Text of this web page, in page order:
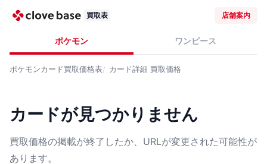
買取表 店舗案内
ポケモン ワンピース
ポケモンカード買取価格表 カード詳細 買取価格
カードが見つかりません
買取価格の掲載が終了したか、URLが変更された可能性が
あります。